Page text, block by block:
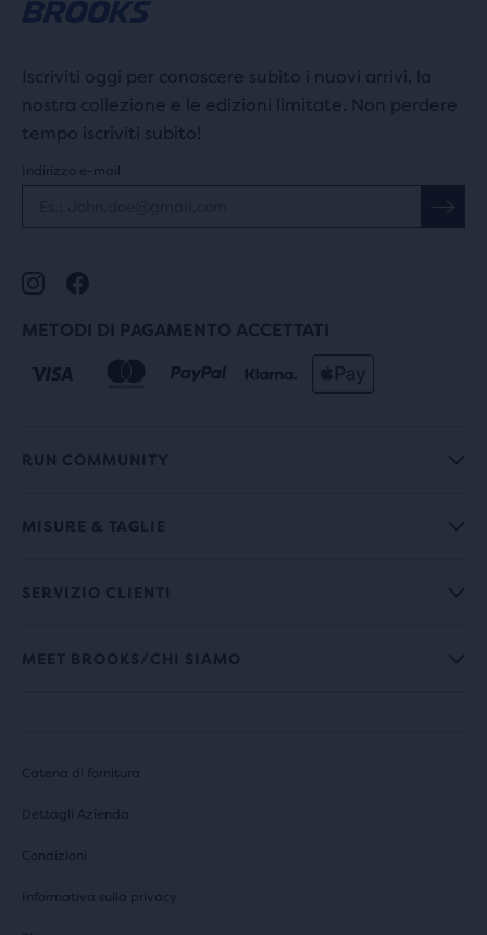
Iscriviti oggi per conoscere subito i nuovi arrivi, la
nostra collezione e le edizioni limitate. Non perdere
tempo iscriviti subito!
Indirizzo e-mail
METODI DI PAGAMENTO ACCETTATI
RUN COMMUNITY
MISURE & TAGLIE
SERVIZIO CLIENTI
MEET BROOKS/CHI SIAMO
Catena di fornitura
Dettagli Azienda
Condizioni
Informativa sulla privacy